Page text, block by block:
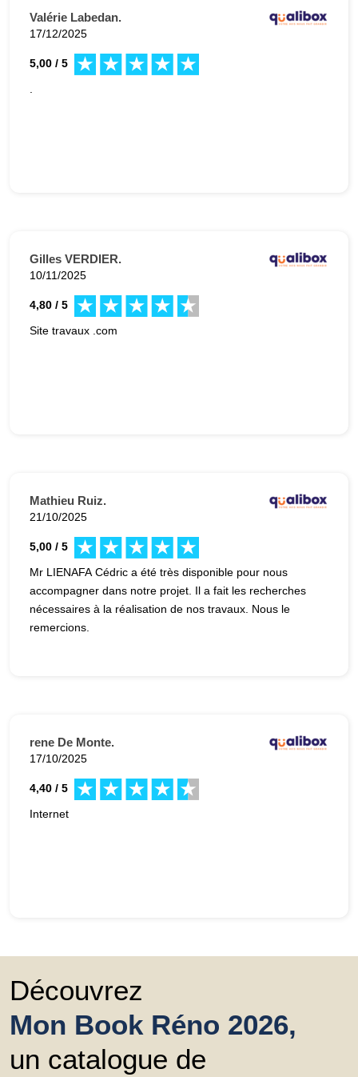
Valérie Labedan.
17/12/2025
5,00 / 5
Gilles VERDIER.
10/11/2025
4,80 / 5
Site travaux .com
Mathieu Ruiz.
21/10/2025
5,00 / 5
Mr LIENAFA Cédric a été très disponible pour nous
accompagner dans notre projet. Il a fait les recherches
nécessaires à la réalisation de nos travaux. Nous le
remercions.
rene De Monte.
17/10/2025
4,40 / 5
Internet
Découvrez
Mon Book Réno 2026,
un catalogue de